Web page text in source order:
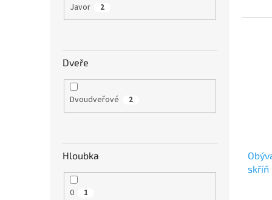
Javor 2
Dveře
Dvoudveřové 2
Hloubka
0 1
skříň